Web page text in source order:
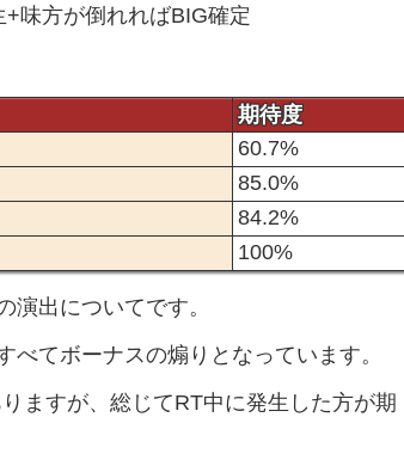
味方が倒れればBIG確定
期待度
60.7%
85.0%
84.2%
100%
演出についてです。
べてボーナスの煽りとなっています。
ますが、総じてRT中に発生した方が期